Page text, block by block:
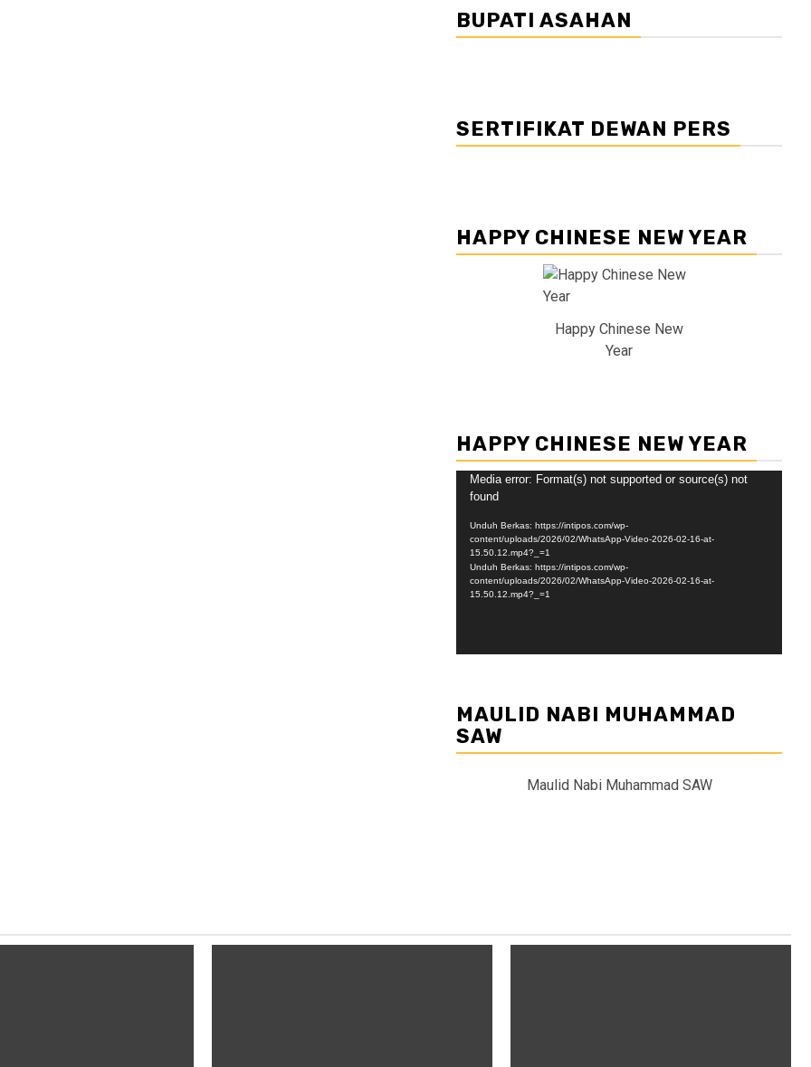
BUPATI ASAHAN
SERTIFIKAT DEWAN PERS
HAPPY CHINESE NEW YEAR
Happy Chinese New
Year
HAPPY CHINESE NEW YEAR
Pemutar
Video
Media error: Format(s) not supported or source(s) not
found
Unduh Berkas: https://intipos.com/wp-
content/uploads/2026/02/WhatsApp-Video-2026-02-16-at-
15.50.12.mp4?_=1
Unduh Berkas: https://intipos.com/wp-
content/uploads/2026/02/WhatsApp-Video-2026-02-16-at-
15.50.12.mp4?_=1
MAULID NABI MUHAMMAD
SAW
Maulid Nabi Muhammad SAW